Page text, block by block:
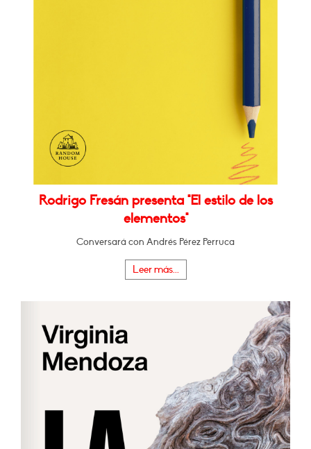
Rodrigo Fresán presenta "El estilo de los
elementos"
Conversará con Andrés Pérez Perruca
Leer más...